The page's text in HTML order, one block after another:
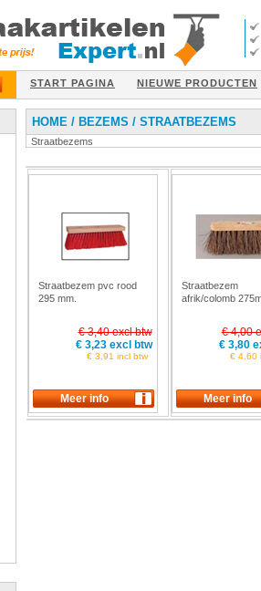
START PAGINA NIEUWE PRODUCTEN
HOME / BEZEMS / STRAATBEZEMS
Straatbezems
Straatbezem pvc rood
295 mm.
€ 3,40 excl btw
€ 3,23 excl btw
€ 3,91 incl btw
Straatbezem
afrik/colomb
€ 4,00
€ 3,80
€ 4,60